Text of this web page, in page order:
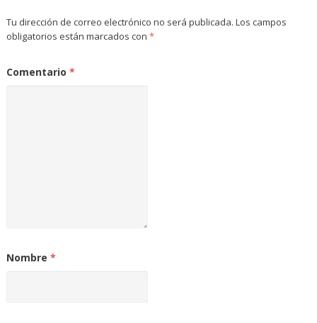
Tu dirección de correo electrónico no será publicada. Los campos
obligatorios están marcados con *
Comentario *
Nombre *